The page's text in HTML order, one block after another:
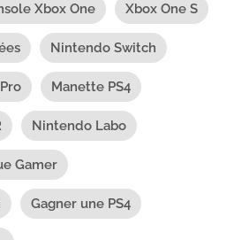
Xbox One Xbox One S
Nintendo Switch
Manette PS4
Nintendo Labo
Gamer
Gagner une PS4